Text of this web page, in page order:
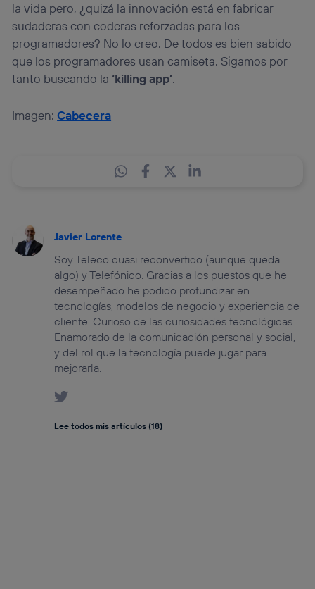
la vida pero, ¿quizá la innovación está en fabricar
sudaderas con coderas reforzadas para los
programadores? No lo creo. De todos es bien sabido
que los programadores usan camiseta. Sigamos por
tanto buscando la ‘killing app’.
Imagen:Cabecera
Javier Lorente
Soy Teleco cuasi reconvertido (aunque queda
algo) y Telefónico. Gracias a los puestos que he
desempeñado he podido profundizar en
tecnologías, modelos de negocio y experiencia de
cliente. Curioso de las curiosidades tecnológicas.
Enamorado de la comunicación personal y social,
y del rol que la tecnología puede jugar para
mejorarla.
Lee todos mis artículos (18)